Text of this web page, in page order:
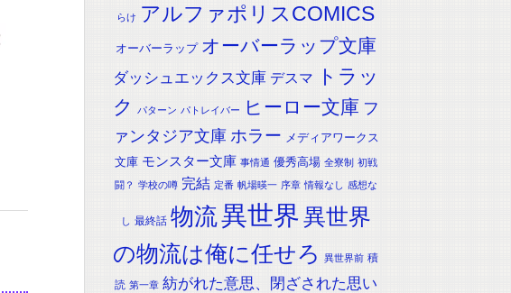
らけ アルファポリスCOMICS
オーバーラップ オーバーラップ文庫
ダッシュエックス文庫 デスマ
トラッ
ク
パターン パトレイバー ヒーロー文庫 フ
ァンタジア文庫 ホラー メディアワークス
文庫 モンスター文庫 事情通 優秀高場 全寮制 初戦
闘？ 学校の噂 完結 定番 帆場暎一 序章 情報なし 感想な
し 最終話 物流異世界異世界
の物流は俺に任せろ
異世界前 積
読 第一章 紡がれた意思、閉ざされた思い